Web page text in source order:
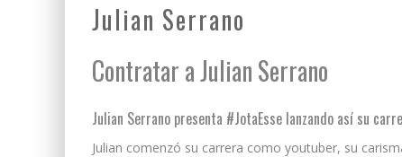
Julian Serrano
Contratar a Julian Serrano
Julian Serrano presenta #JotaEsse lanzando así su
Julian comenzó su carrera como youtuber, su